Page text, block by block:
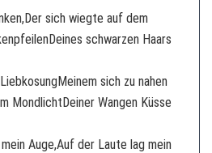
sich wiegte auf dem
schwarzen Haars
sich zu nahen
MondlichtDeiner Wangen Küsse
Auge,Auf der Laute lag mein